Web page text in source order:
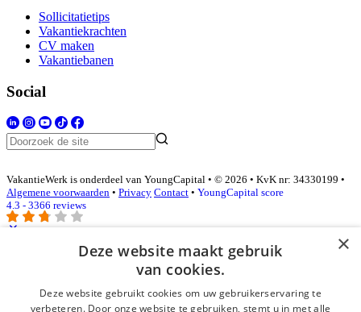
Sollicitatietips
Vakantiekrachten
CV maken
Vakantiebanen
Social
VakantieWerk is onderdeel van YoungCapital • © 2026 • KvK nr: 34330199 •
Algemene voorwaarden • Privacy Contact • YoungCapital score
4.3 - 3366 reviews
E-mail*
×
Deze website maakt gebruik
van cookies.
Deze website gebruikt cookies om uw gebruikerservaring te
verbeteren. Door onze website te gebruiken, stemt u in met alle